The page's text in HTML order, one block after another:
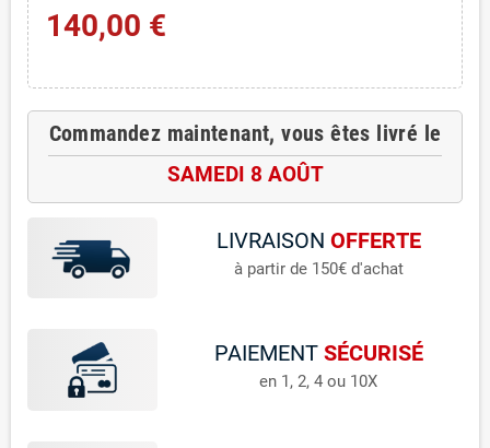
140,00 €
Commandez maintenant, vous êtes livré le
SAMEDI 8 AOÛT
LIVRAISON OFFERTE
à partir de 150€ d'achat
PAIEMENT SÉCURISÉ
en 1, 2, 4 ou 10X